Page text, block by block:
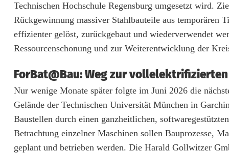
l
w
i
z
e
r
G
Technischen Hochschule Regensburg umgesetzt wird.
Rückgewinnung massiver Stahlbauteile aus
effizienter gelöst, zurückgebaut und wiederverwendet
Ressourcenschonung und zur Weiterentwicklung der
ForBat@Bau: Weg zur
Nur wenige Monate später folgte im Juni 2026 die
Gelände der Technischen Universität München in
Baustellen durch einen ganzheitlichen,
Betrachtung einzelner Maschinen sollen Bauprozesse,
geplant und betrieben werden. Die Harald Gollwitzer